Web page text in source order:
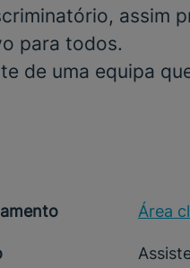
assim
para todos.
de uma equipa
Área